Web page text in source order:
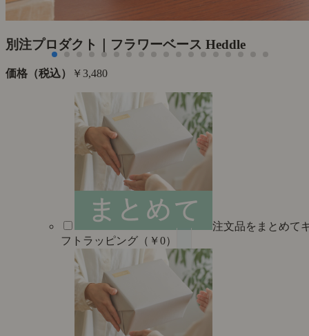
別注プロダクト｜フラワーベース Heddle
価格（税込） ￥3,480
注文品をまとめて
フトラッピング（￥0）